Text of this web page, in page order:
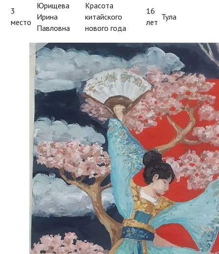
3
место
Юрищева
Ирина
Павловна
Красота
китайского
нового года
16
лет
Тула